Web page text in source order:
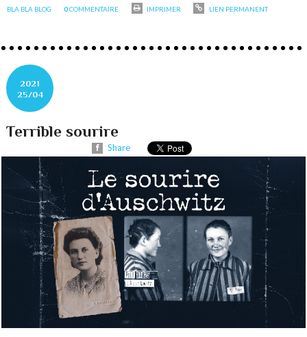
BLA BLA BLOG
0COMMENTAIRE IMPRIMER LIEN PERMANENT
2021
25/04
Terrible sourire
Share